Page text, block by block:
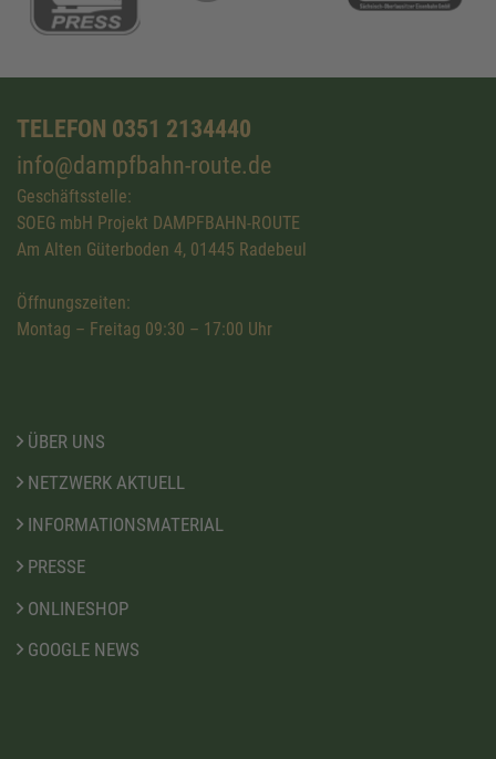
TELEFON 0351 2134440
info@dampfbahn-route.de
Geschäftsstelle:
SOEG mbH Projekt DAMPFBAHN-ROUTE
Am Alten Güterboden 4, 01445 Radebeul
Öffnungszeiten:
Montag – Freitag 09:30 – 17:00 Uhr
ÜBER UNS
NETZWERK AKTUELL
INFORMATIONSMATERIAL
PRESSE
ONLINESHOP
GOOGLE NEWS